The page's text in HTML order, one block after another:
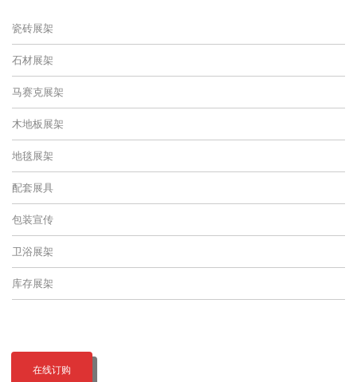
瓷砖展架
石材展架
马赛克展架
木地板展架
地毯展架
配套展具
包装宣传
卫浴展架
库存展架
在线订购